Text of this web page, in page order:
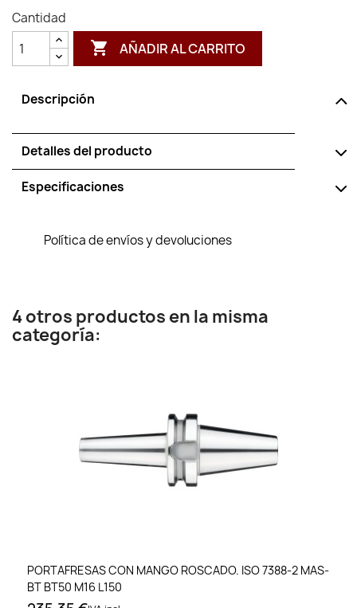
Cantidad
 AÑADIR AL CARRITO
Descripción
Detalles del producto
Especificaciones
Política de envíos y devoluciones
4 otros productos en la misma
categoría:
PORTAFRESAS CON MANGO ROSCADO. ISO 7388-2 MAS-
BT BT50 M16 L150